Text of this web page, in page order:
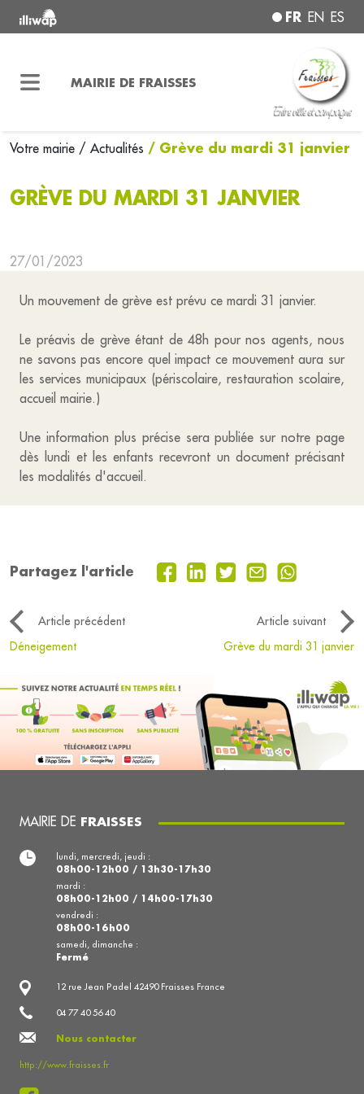
FR EN ES
MAIRIE DE FRAISSES
Votre mairie / Actualités / Grève du mardi 31 janvier
GRÈVE DU MARDI 31 JANVIER
27/01/2023
Un mouvement de grève est prévu ce mardi 31 janvier.
Le préavis de grève étant de 48h pour nos agents, nous
ne savons pas encore quel impact ce mouvement aura sur
les services municipaux (périscolaire, restauration scolaire,
accueil mairie.)
Une information plus précise sera publiée sur notre page
dès lundi et les enfants recevront un document précisant
les modalités d'accueil.
Partagez l'article
Article précédent
Article suivant
Déneigement
Grève du mardi 31 janvier
MAIRIE DE FRAISSES
12 rue Jean Padel 42490 Fraisses France
04 77 40 56 40
Nous contacter
http://www.fraisses.fr
lundi, mercredi, jeudi :
08h00-12h00 / 13h30-17h30
mardi :
08h00-12h00 / 14h00-17h30
vendredi :
08h00-16h00
samedi, dimanche :
Fermé